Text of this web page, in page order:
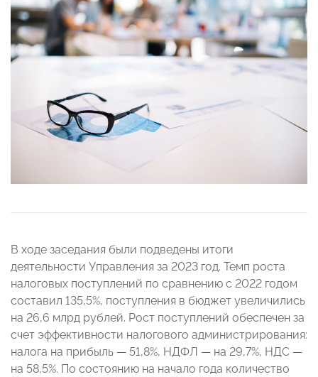
В ходе заседания были подведены итоги
деятельности Управления за 2023 год. Темп роста
налоговых поступлений по сравнению с 2022 годом
составил 135,5%, поступления в бюджет увеличились
на 26,6 млрд рублей. Рост поступлений обеспечен за
счет эффективности налогового администрирования:
налога на прибыль — 51,8%, НДФЛ — на 29,7%, НДС —
на 58,5%. По состоянию на начало года количество